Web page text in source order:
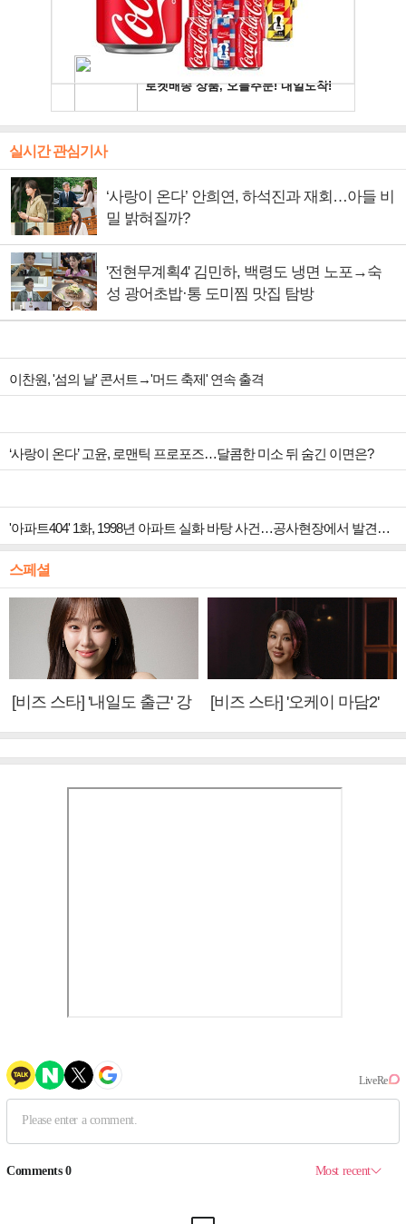
실시간 관심기사
‘사랑이 온다’ 안희연, 하석진과 재회…아들 비
밀 밝혀질까?
'전현무계획4' 김민하, 백령도 냉면 노포→숙
성 광어초밥·통 도미찜 맛집 탐방
이찬원, '섬의 날' 콘서트→'머드 축제' 연속 출격
‘사랑이 온다’ 고윤, 로맨틱 프로포즈…달콤한 미소 뒤 숨긴 이면은?
'아파트404' 1화, 1998년 아파트 실화 바탕 사건…공사현장에서 발견된 것 추리 시작
스페셜
[비즈 스타] '내일도 출근' 강
[비즈 스타] '오케이 마담2'